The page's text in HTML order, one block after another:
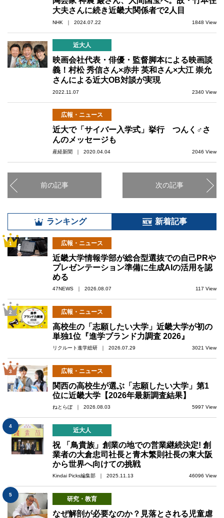
大夫さんに続き近畿大関係者で2人目
NHK ｜ 2024.07.22 1848 View
近大人
映画会社代表・俳優・監督脚本による映画談
義！村松 秀信さん×赤井 英和さん×大江 崇允
さんによる近大OB対談が実現
2022.11.07 2340 View
広報・ニュース
近大で「サイバー入学式」挙行 つんく♂さ
んのメッセージも
産経新聞 ｜ 2020.04.04 2046 View
前の記事 次の記事
ランキング 新着記事
1 広報・ニュース
近畿大学情報学部が総合型選抜での自己PRや
プレゼンテーション準備に生成AIの活用を認
める
47NEWS ｜ 2026.08.07 117 View
2 広報・ニュース
高校生の「志願したい大学」近畿大学が初の
単独1位『進学ブランド力調査 2026』
リクルート進学総研 ｜ 2026.07.29 3021 View
3 広報・ニュース
関西の高校生が選ぶ「志願したい大学」第1
位に近畿大学【2026年最新調査結果】
ねとらぼ ｜ 2026.08.03 5997 View
4
近大人
祝 「鳥貴族」創業の地での営業継続決定! 創
業者の大倉忠司社長と青木繁則社長の東大阪
から世界へ向けての挑戦
Kindai Picks編集部 ｜ 2025.11.13 46096 View
5
研究・教育
なぜ解剖が必要なのか？見落とされる児童虐